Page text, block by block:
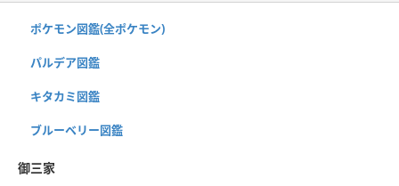
ポケモン図鑑(全ポケモン)
パルデア図鑑
キタカミ図鑑
ブルーベリー図鑑
御三家